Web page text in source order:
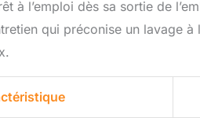
votre chien.
mesurer le tour
questions sur
à l’emploi dès sa sortie de
qui préconise un lavage